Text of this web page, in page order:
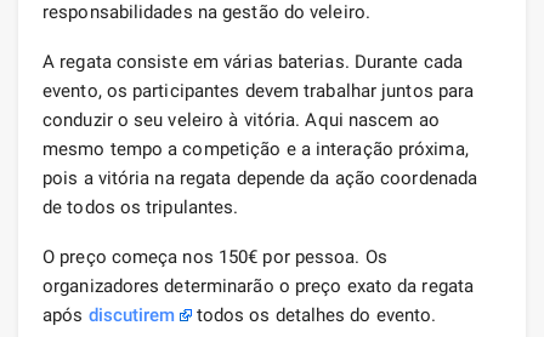
responsabilidades na gestão do veleiro.
A regata consiste em várias baterias. Durante cada
evento, os participantes devem trabalhar juntos para
conduzir o seu veleiro à vitória. Aqui nascem ao
mesmo tempo a competição e a interação próxima,
pois a vitória na regata depende da ação coordenada
de todos os tripulantes.
O preço começa nos 150€ por pessoa. Os
organizadores determinarão o preço exato da regata
após discutirem todos os detalhes do evento.